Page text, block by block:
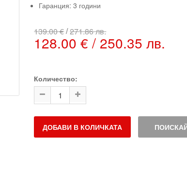
Гаранция: 3 години
139.00 €/271.86 лв.
128.00 € / 250.35 лв.
Количество:
ДОБАВИ В КОЛИЧКАТА